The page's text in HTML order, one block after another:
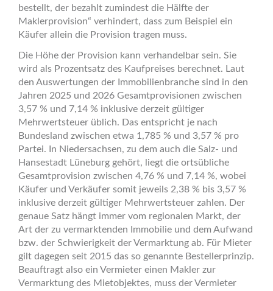
bestellt, der bezahlt zumindest die Hälfte der
Maklerprovision“ verhindert, dass zum Beispiel ein
Käufer allein die Provision tragen muss.
Die Höhe der Provision kann verhandelbar sein. Sie
wird als Prozentsatz des Kaufpreises berechnet. Laut
den Auswertungen der Immobilienbranche sind in den
Jahren 2025 und 2026 Gesamtprovisionen zwischen
3,57 % und 7,14 % inklusive derzeit gültiger
Mehrwertsteuer üblich. Das entspricht je nach
Bundesland zwischen etwa 1,785 % und 3,57 % pro
Partei. In Niedersachsen, zu dem auch die Salz- und
Hansestadt Lüneburg gehört, liegt die ortsübliche
Gesamtprovision zwischen 4,76 % und 7,14 %, wobei
Käufer und Verkäufer somit jeweils 2,38 % bis 3,57 %
inklusive derzeit gültiger Mehrwertsteuer zahlen. Der
genaue Satz hängt immer vom regionalen Markt, der
Art der zu vermarktenden Immobilie und dem Aufwand
bzw. der Schwierigkeit der Vermarktung ab. Für Mieter
gilt dagegen seit 2015 das so genannte Bestellerprinzip.
Beauftragt also ein Vermieter einen Makler zur
Vermarktung des Mietobjektes, muss der Vermieter